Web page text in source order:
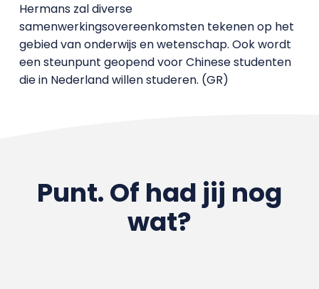
Hermans zal diverse
samenwerkingsovereenkomsten tekenen op het
gebied van onderwijs en wetenschap. Ook wordt
een steunpunt geopend voor Chinese studenten
die in Nederland willen studeren. (GR)
Punt. Of had jij nog
wat?